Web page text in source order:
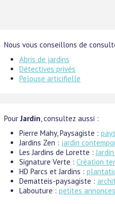
Nous vous conseillons de
Abris de jardins
Détectives privés
Pelouse articifielle
Pour Jardin , consultez aussi :
Pierre Mahy, Paysagiste :
Jardins Zen : jardin
Les Jardins de Lorette :
Signature Verte : Création
HD Parcs et Jardins :
Dematteis-paysagiste :
Labouture : petites